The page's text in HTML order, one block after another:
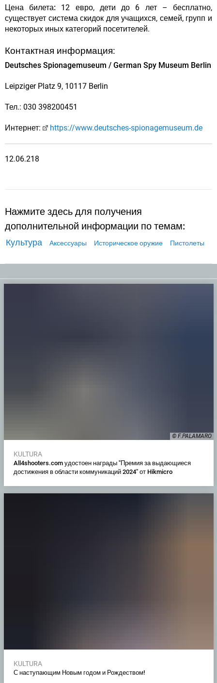
Цена билета: 12 евро, дети до 6 лет – бесплатно,
существует система скидок для учащихся, семей, групп и
некоторых иных категорий посетителей.
Контактная информация:
Deutsches Spionagemuseum / German Spy Museum Berlin
Leipziger Platz 9, 10117 Berlin
Тел.: 030 398200451
Интернет: https://www.deutsches-spionagemuseum.de
12.06.218
Нажмите здесь для получения
дополнительной информации по темам:
Культура Аксессуары Историческое оружие Пистолеты
© F.PALAMARO
KULTURA
All4shooters.com удостоен награды "Премия за выдающиеся
достижения в области коммуникаций 2024" от Hikmicro
KULTURA
С наступающим Новым годом и Рождеством!